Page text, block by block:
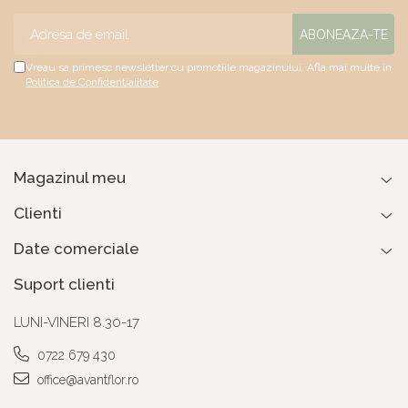
Vreau sa primesc newsletter cu promotiile magazinului. Afla mai multe in
Politica de Confidentialitate
Magazinul meu
Clienti
Date comerciale
Suport clienti
LUNI-VINERI 8.30-17
0722 679 430
office@avantflor.ro